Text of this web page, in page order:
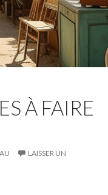
À FAIRE
LAISSER UN